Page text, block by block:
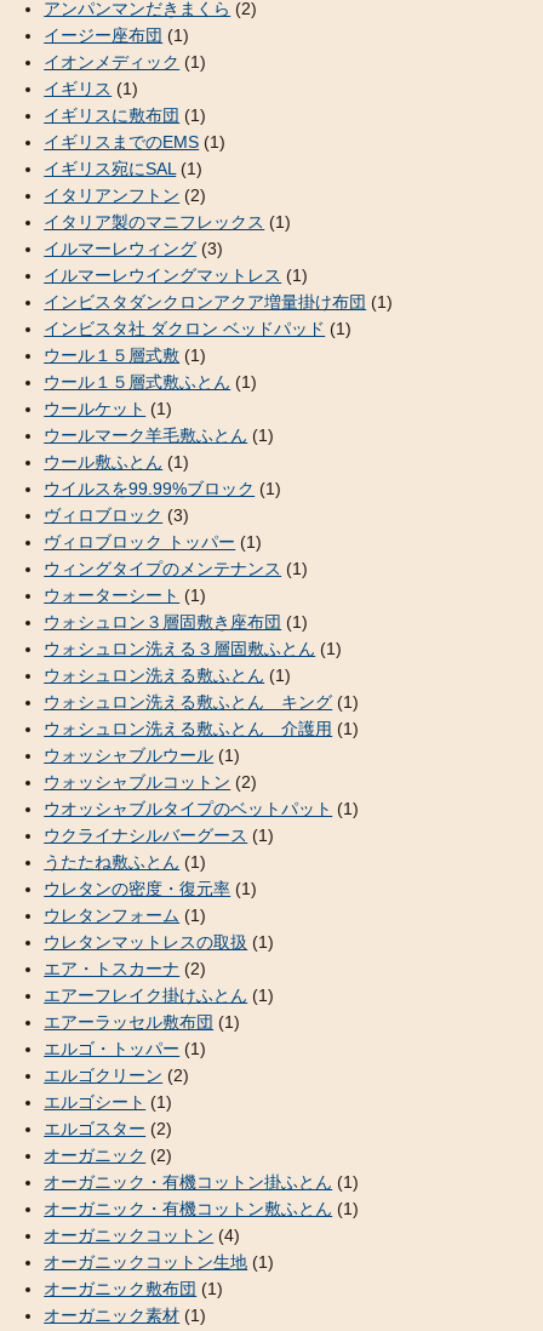
アンパンマンだきまくら (2)
イージー座布団 (1)
イオンメディック (1)
イギリス (1)
イギリスに敷布団 (1)
イギリスまでのEMS (1)
イギリス宛にSAL (1)
イタリアンフトン (2)
イタリア製のマニフレックス (1)
イルマーレウィング (3)
イルマーレウイングマットレス (1)
インビスタダンクロンアクア増量掛け布団 (1)
インビスタ社 ダクロン ベッドパッド (1)
ウール１５層式敷 (1)
ウール１５層式敷ふとん (1)
ウールケット (1)
ウールマーク羊毛敷ふとん (1)
ウール敷ふとん (1)
ウイルスを99.99%ブロック (1)
ヴィロブロック (3)
ヴィロブロック トッパー (1)
ウィングタイプのメンテナンス (1)
ウォーターシート (1)
ウォシュロン３層固敷き座布団 (1)
ウォシュロン洗える３層固敷ふとん (1)
ウォシュロン洗える敷ふとん (1)
ウォシュロン洗える敷ふとん キング (1)
ウォシュロン洗える敷ふとん 介護用 (1)
ウォッシャブルウール (1)
ウォッシャブルコットン (2)
ウオッシャブルタイプのベットパット (1)
ウクライナシルバーグース (1)
うたたね敷ふとん (1)
ウレタンの密度・復元率 (1)
ウレタンフォーム (1)
ウレタンマットレスの取扱 (1)
エア・トスカーナ (2)
エアーフレイク掛けふとん (1)
エアーラッセル敷布団 (1)
エルゴ・トッパー (1)
エルゴクリーン (2)
エルゴシート (1)
エルゴスター (2)
オーガニック (2)
オーガニック・有機コットン掛ふとん (1)
オーガニック・有機コットン敷ふとん (1)
オーガニックコットン (4)
オーガニックコットン生地 (1)
オーガニック敷布団 (1)
オーガニック素材 (1)